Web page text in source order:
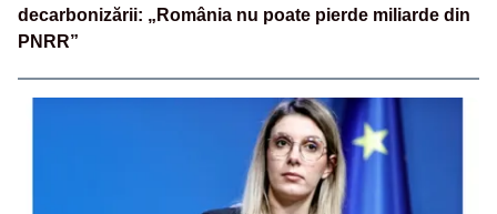
decarbonizării: „România nu poate pierde miliarde din
PNRR”